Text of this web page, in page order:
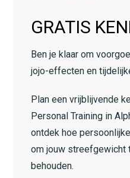
GRATIS
Ben je klaar om
jojo-effecten en
Plan een vrijblijvende
Personal Training in
ontdek hoe
om jouw streefgewicht
behouden.